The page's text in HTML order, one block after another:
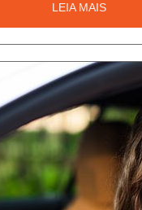
LEIA MAIS